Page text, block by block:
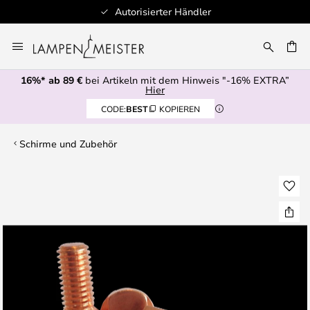
Autorisierter Händler
Inhalt
springen
16%* ab 89 € bei Artikeln mit dem Hinweis "-16% EXTRA”
Hier
CODE:BEST KOPIEREN
Schirme und Zubehör
Bildgalerie